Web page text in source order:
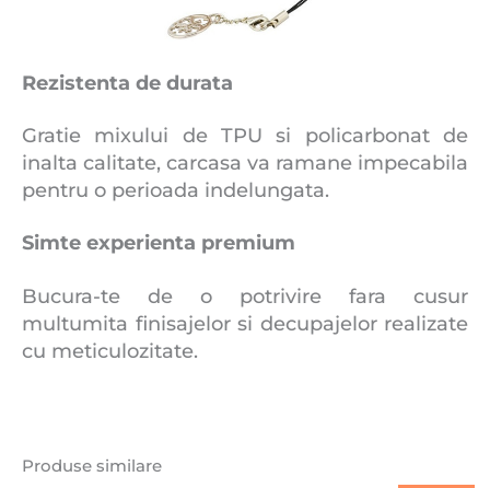
Rezistenta de durata
Gratie mixului de TPU si policarbonat de
inalta calitate, carcasa va ramane impecabila
pentru o perioada indelungata.
Simte experienta premium
Bucura-te de o potrivire fara cusur
multumita finisajelor si decupajelor realizate
cu meticulozitate.
Produse similare